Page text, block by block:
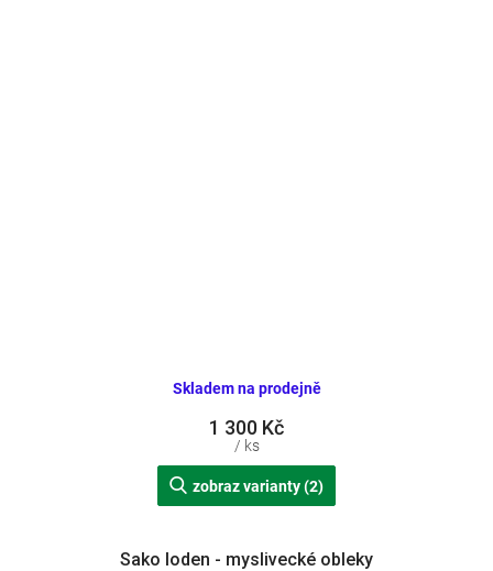
Skladem na prodejně
1 300 Kč
/ ks
zobraz varianty (2)
Sako loden - myslivecké obleky